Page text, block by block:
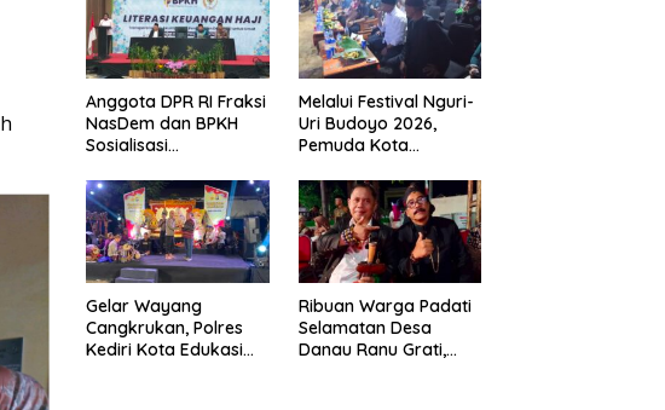
Anggota DPR RI Fraksi
NasDem dan BPKH
Sosialisasi
Transparan
Melalui Festival Nguri-
Uri Budoyo 2026,
Pemuda Kota
Karakter Kebudayaan
dan Bebas Narkoba
Gelar Wayang
Cangkrukan, Polres
Kediri Kota Edukasi
Ribuan Warga Padati
Selamatan Desa
Danau Ranu Grati,